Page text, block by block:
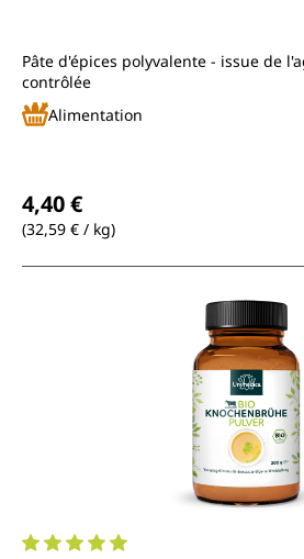
Pâte d'épices polyvalente - issue de
contrôlée
Alimentation
4,40 €
(32,59 € / kg)